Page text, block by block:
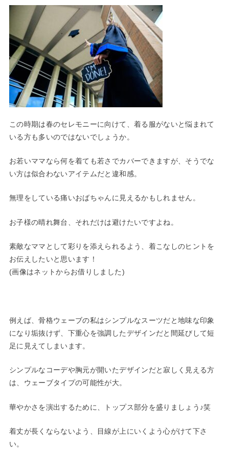
この時期は春のセレモニーに向けて、着る服がないと悩まれて
いる方も多いのではないでしょうか。
お若いママなら何を着ても若さでカバーできますが、そうでな
い方は似合わないアイテムだと違和感。
無理をしている痛いおばちゃんに見えるかもしれません。
お子様の晴れ舞台、それだけは避けたいですよね。
素敵なママとして彩りを添えられるよう、着こなしのヒントを
お伝えしたいと思います！
(画像はネットからお借りしました)
例えば、骨格ウェーブの私はシンプルなスーツだと地味な印象
になり垢抜けず、下重心を強調したデザインだと間延びして短
足に見えてしまいます。
シンプルなコーデや胸元が開いたデザインだと寂しく見える方
は、ウェーブタイプの可能性が大。
華やかさを演出するために、トップス部分を盛りましょう♪笑
着丈が長くならないよう、目線が上にいくよう心がけて下さ
い。